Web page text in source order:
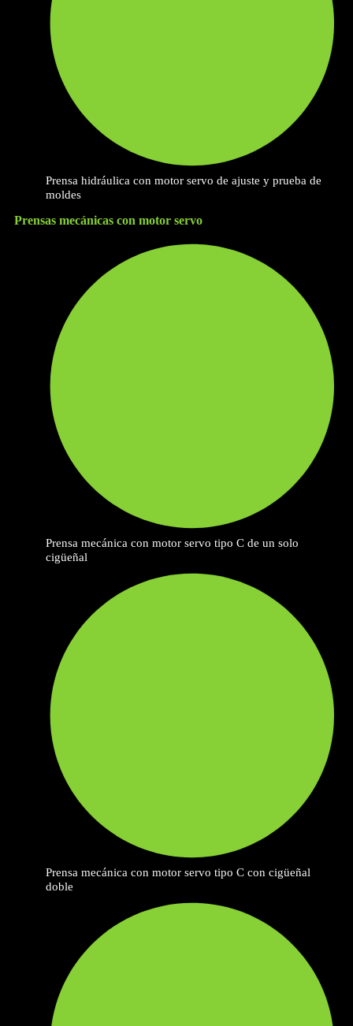
Prensa hidráulica con motor servo de ajuste y prueba de
moldes
Prensas mecánicas con motor servo
Prensa mecánica con motor servo tipo C de un solo
cigüeñal
Prensa mecánica con motor servo tipo C con cigüeñal
doble